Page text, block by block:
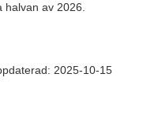
av 2026.
2025-10-15